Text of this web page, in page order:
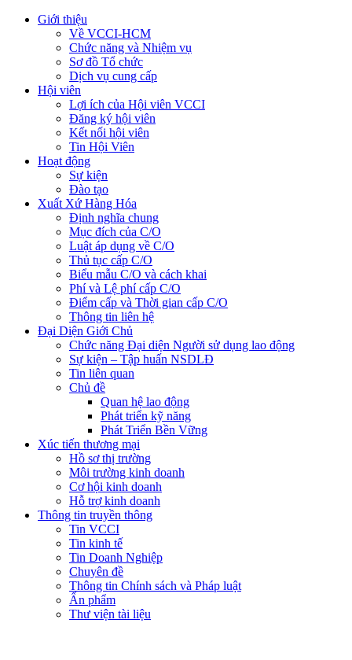
Giới thiệu
Về VCCI-HCM
Chức năng và Nhiệm vụ
Sơ đồ Tổ chức
Dịch vụ cung cấp
Hội viên
Lợi ích của Hội viên VCCI
Đăng ký hội viên
Kết nối hội viên
Tin Hội Viên
Hoạt động
Sự kiện
Đào tạo
Xuất Xứ Hàng Hóa
Định nghĩa chung
Mục đích của C/O
Luật áp dụng về C/O
Thủ tục cấp C/O
Biểu mẫu C/O và cách khai
Phí và Lệ phí cấp C/O
Điểm cấp và Thời gian cấp C/O
Thông tin liên hệ
Đại Diện Giới Chủ
Chức năng Đại diện Người sử dụng lao động
Sự kiện – Tập huấn NSDLĐ
Tin liên quan
Chủ đề
Quan hệ lao động
Phát triển kỹ năng
Phát Triển Bền Vững
Xúc tiến thương mại
Hồ sơ thị trường
Môi trường kinh doanh
Cơ hội kinh doanh
Hỗ trợ kinh doanh
Thông tin truyền thông
Tin VCCI
Tin kinh tế
Tin Doanh Nghiệp
Chuyên đề
Thông tin Chính sách và Pháp luật
Ấn phẩm
Thư viện tài liệu